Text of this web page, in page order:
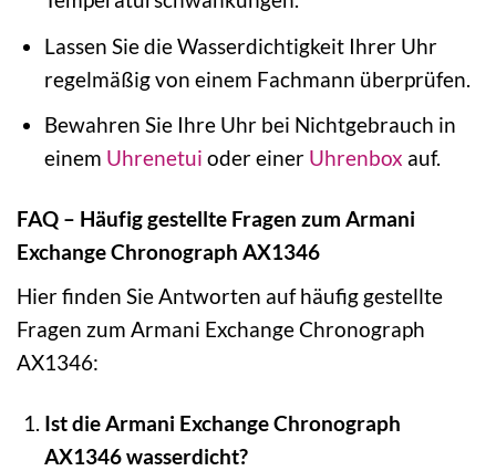
Lassen Sie die Wasserdichtigkeit Ihrer Uhr
regelmäßig von einem Fachmann überprüfen.
Bewahren Sie Ihre Uhr bei Nichtgebrauch in
einem Uhrenetui oder einer Uhrenbox auf.
FAQ – Häufig gestellte Fragen zum Armani
Exchange Chronograph AX1346
Hier finden Sie Antworten auf häufig gestellte
Fragen zum Armani Exchange Chronograph
AX1346:
Ist die Armani Exchange Chronograph
AX1346 wasserdicht?